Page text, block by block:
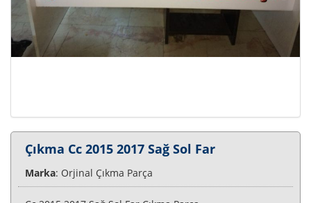
Çıkma Cc 2015 2017 Sağ Sol Far
Marka: Orjinal Çıkma Parça